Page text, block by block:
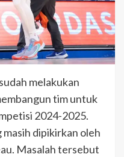
melakukan
tim untuk
2024-2025.
masih dipikirkan oleh
Masalah tersebut